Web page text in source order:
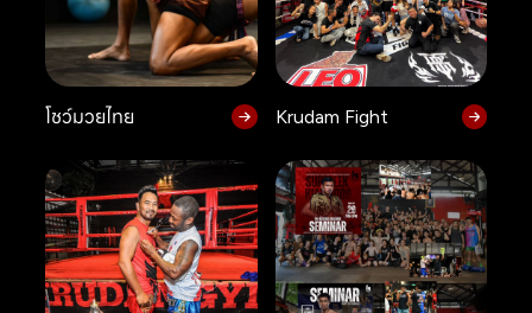
โชว์มวยไทย Krudam Fight